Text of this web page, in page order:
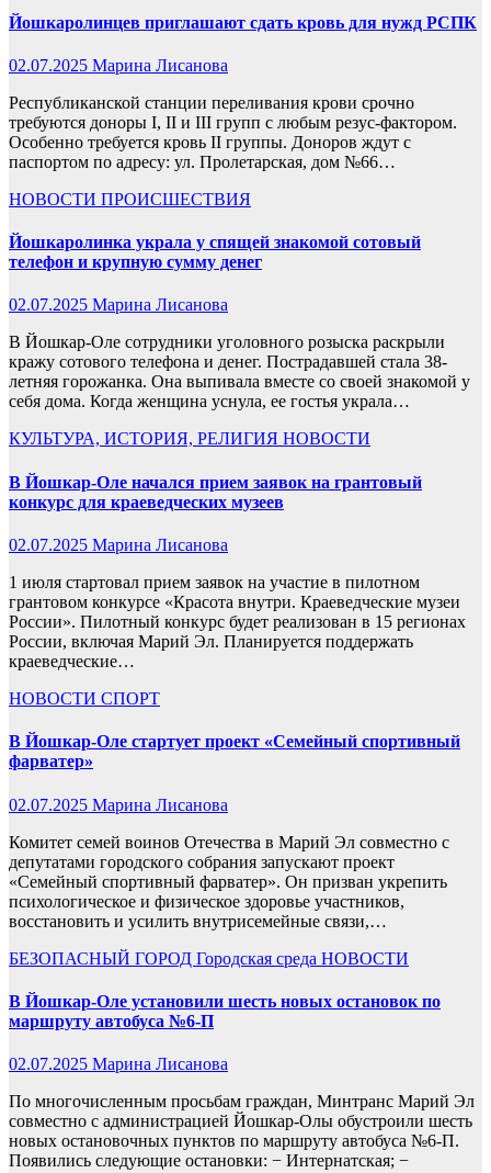
Йошкаролинцев приглашают сдать кровь для нужд РСПК
02.07.2025 Марина Лисанова
Республиканской станции переливания крови срочно
требуются доноры I, II и III групп с любым резус-фактором.
Особенно требуется кровь II группы. Доноров ждут с
паспортом по адресу: ул. Пролетарская, дом №66…
НОВОСТИ ПРОИСШЕСТВИЯ
Йошкаролинка украла у спящей знакомой сотовый
телефон и крупную сумму денег
02.07.2025 Марина Лисанова
В Йошкар-Оле сотрудники уголовного розыска раскрыли
кражу сотового телефона и денег. Пострадавшей стала 38-
летняя горожанка. Она выпивала вместе со своей знакомой у
себя дома. Когда женщина уснула, ее гостья украла…
КУЛЬТУРА, ИСТОРИЯ, РЕЛИГИЯ НОВОСТИ
В Йошкар-Оле начался прием заявок на грантовый
конкурс для краеведческих музеев
02.07.2025 Марина Лисанова
1 июля стартовал прием заявок на участие в пилотном
грантовом конкурсе «Красота внутри. Краеведческие музеи
России». Пилотный конкурс будет реализован в 15 регионах
России, включая Марий Эл. Планируется поддержать
краеведческие…
НОВОСТИ СПОРТ
В Йошкар-Оле стартует проект «Семейный спортивный
фарватер»
02.07.2025 Марина Лисанова
Комитет семей воинов Отечества в Марий Эл совместно с
депутатами городского собрания запускают проект
«Семейный спортивный фарватер». Он призван укрепить
психологическое и физическое здоровье участников,
восстановить и усилить внутрисемейные связи,…
БЕЗОПАСНЫЙ ГОРОД Городская среда НОВОСТИ
В Йошкар-Оле установили шесть новых остановок по
маршруту автобуса №6-П
02.07.2025 Марина Лисанова
По многочисленным просьбам граждан, Минтранс Марий Эл
совместно с администрацией Йошкар-Олы обустроили шесть
новых остановочных пунктов по маршруту автобуса №6-П.
Появились следующие остановки: − Интернатская; −